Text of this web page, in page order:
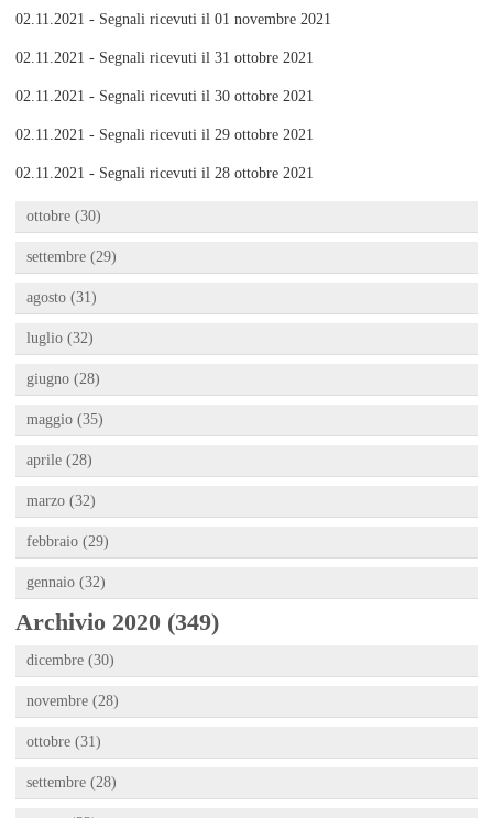
02.11.2021 - Segnali ricevuti il 01 novembre 2021
02.11.2021 - Segnali ricevuti il 31 ottobre 2021
02.11.2021 - Segnali ricevuti il 30 ottobre 2021
02.11.2021 - Segnali ricevuti il 29 ottobre 2021
02.11.2021 - Segnali ricevuti il 28 ottobre 2021
ottobre (30)
settembre (29)
agosto (31)
luglio (32)
giugno (28)
maggio (35)
aprile (28)
marzo (32)
febbraio (29)
gennaio (32)
Archivio 2020 (349)
dicembre (30)
novembre (28)
ottobre (31)
settembre (28)